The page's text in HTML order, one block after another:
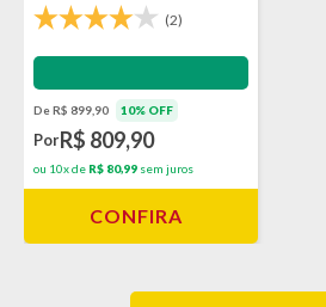
(2)
Impermeabilização - VEDA
De R$ 899,90 10% OFF
PorR$ 809,90
ou 10x de R$ 80,99 sem juros
CONFIRA